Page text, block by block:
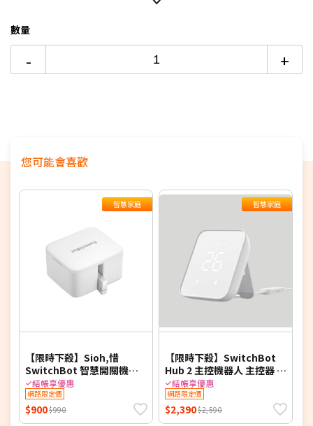
數量
- +
您可能會喜歡
智慧家庭
【限時下殺】Sioh,惜
SwitchBot 智慧開關機器
人結帳享優惠
網路限定價
$900$990
智慧家庭
【限時下殺】SwitchBot
Hub 2 主控機器人 主控器 智
慧家庭
結帳享優惠
網路限定價
$2,390$2,590